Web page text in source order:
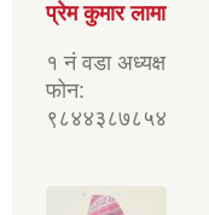
प्रेम कुमार लामा
१ नं वडा अध्यक्ष
फोन:
९८४४३८७८५४